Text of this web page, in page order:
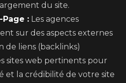
du site.
: Les agences
sur des aspects externes
de liens (backlinks)
sites web pertinents pour
et la crédibilité de votre site